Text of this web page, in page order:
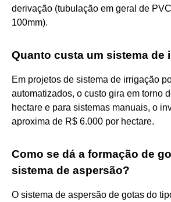
derivação (tubulação em geral de
100mm).
Quanto custa um sistema de
Em projetos de sistema de irrigação
automatizados, o custo gira em torno
hectare e para sistemas manuais, o
aproxima de R$ 6.000 por hectare.
Como se dá a formação de
sistema de aspersão?
O sistema de aspersão de gotas do